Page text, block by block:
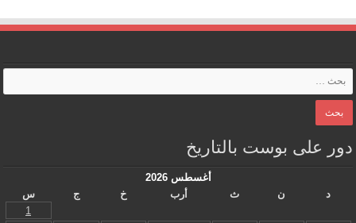
دور على بوست بالتاريخ
أغسطس 2026
د
ن ث أرب خ ج
س
1